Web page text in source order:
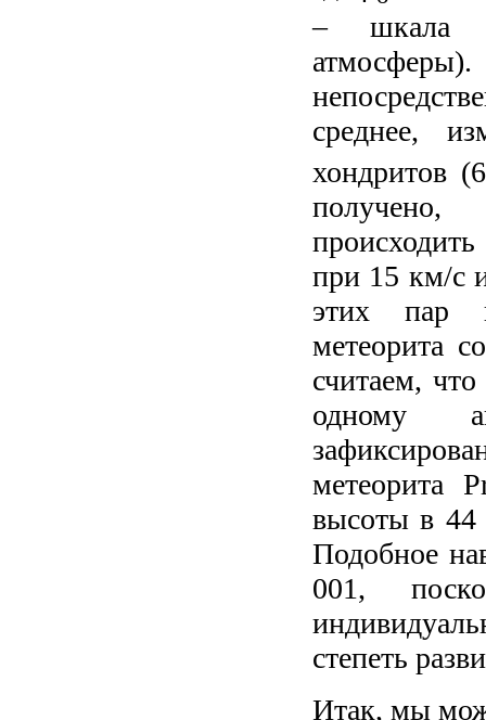
– шкала
среднее,
хондритов
при 15 км/c
этих пар
метеорита
считаем,
одному
метеорита
высоты в
Подобное
001,
степеть
Итак, мы